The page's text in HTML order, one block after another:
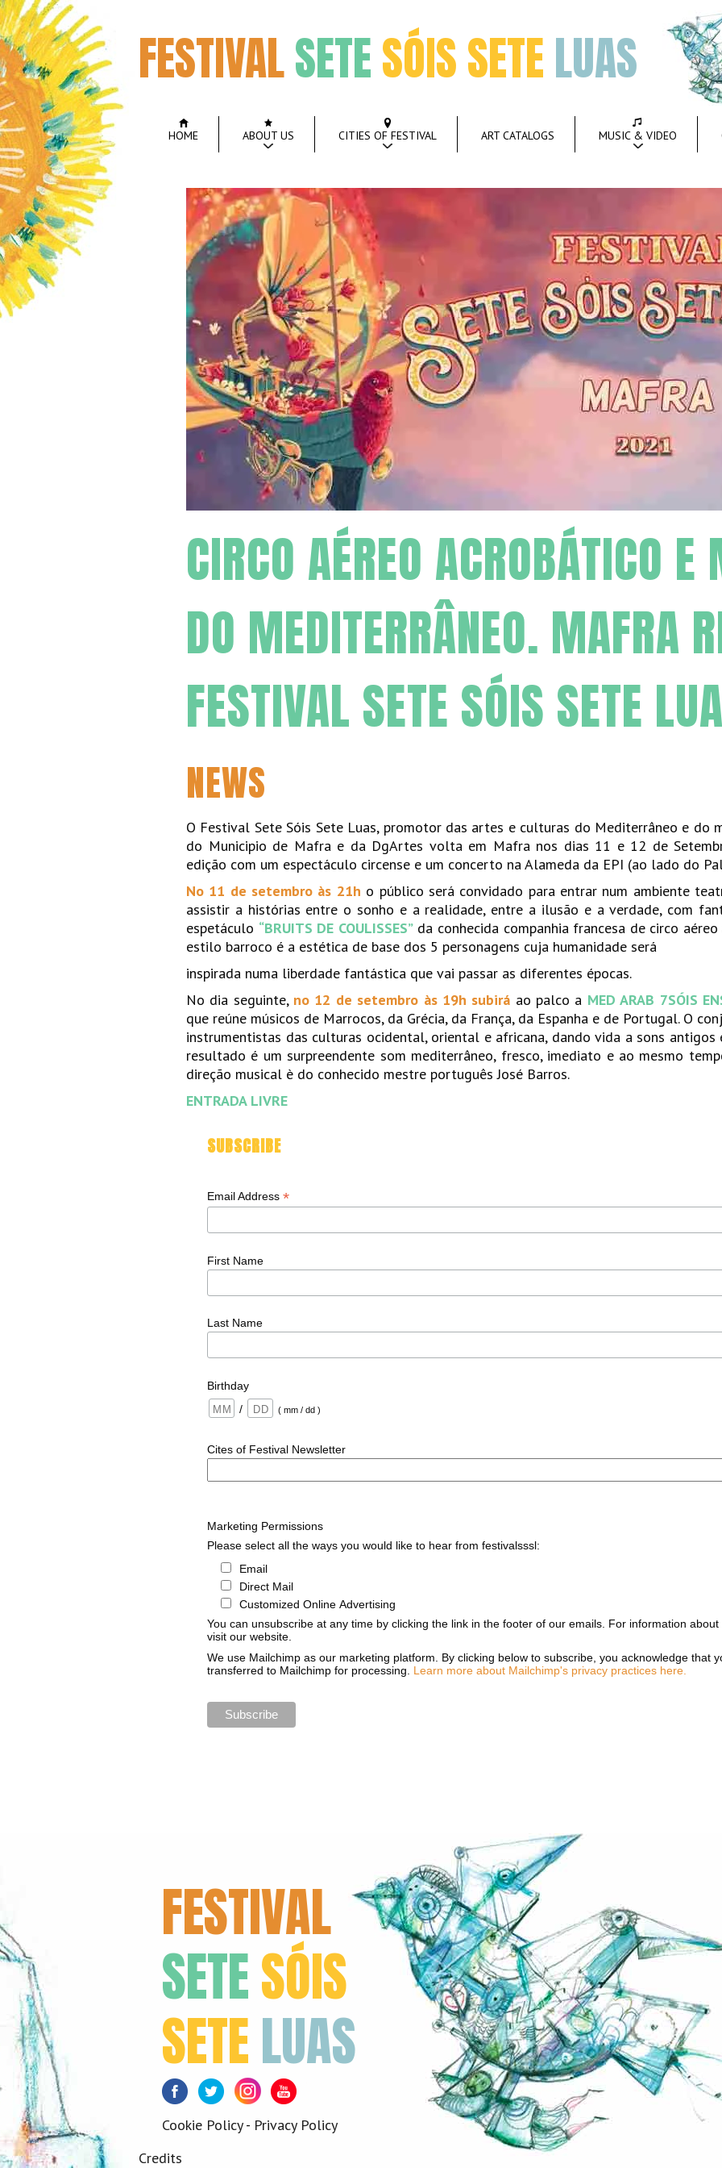
FESTIVALSETESÓIS SETELUAS
HOME ABOUT US CITIES OF FESTIVAL ART CATALOGS MUSIC & VIDEO
CIRCO AÉREO ACROBÁTICO
DO MEDITERRÂNEO. MAFRA
FESTIVAL SETE SÓIS SETE
NEWS
O Festival Sete Sóis Sete Luas, promotor das artes e culturas do Mediterrâneo e do
do Municipio de Mafra e da DgArtes volta em Mafra nos dias 11 e 12 de
edição com um espectáculo circense e um concerto na Alameda da EPI (ao lado do
No 11 de setembro às 21h o público será convidado para entrar num ambiente
assistir a histórias entre o sonho e a realidade, entre a ilusão e a verdade, com
espetáculo “BRUITS DE COULISSES”da conhecida companhia francesa de circo aéreo
estilo barroco é a estética de base dos 5 personagens cuja humanidade será
inspirada numa liberdade fantástica que vai passar as diferentes épocas.
No dia seguinte, no 12 de setembro às 19h subirá ao palco a MED ARAB 7SÓIS
que reúne músicos de Marrocos, da Grécia, da França, da Espanha e de Portugal. O
instrumentistas das culturas ocidental, oriental e africana, dando vida a sons antigos
resultado é um surpreendente som mediterrâneo, fresco, imediato e ao mesmo
direção musical è do conhecido mestre português José Barros.
ENTRADA LIVRE
SUBSCRIBE
Email Address*
First Name
Last Name
Birthday
/
( mm / dd )
Cites of Festival Newsletter
Marketing Permissions
Please select all the ways you would like to hear from festivalsssl:
Email
Direct Mail
Customized Online Advertising
You can unsubscribe at any time by clicking the link in the footer of our emails. For information
visit our website.
We use Mailchimp as our marketing platform. By clicking below to subscribe, you acknowledge that
transferred to Mailchimp for processing. Learn more about Mailchimp's privacy practices here.
FESTIVAL
SETESÓIS
SETELUAS
FacebookTwitterInstagram
Cookie Policy- Privacy Policy
Credits